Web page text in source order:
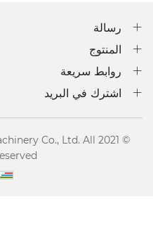
رسالة
المنتوج
روابط سريعة
اشترك في البريد
Co., Ltd. All